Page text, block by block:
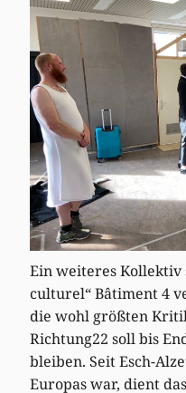
Ein weiteres Kollektiv
culturel“ Bâtiment 4
die wohl größten
Richtung22 soll bis
bleiben. Seit Esch-
Europas war, dient